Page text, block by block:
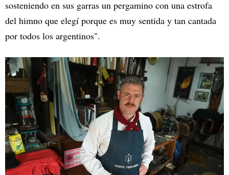
sosteniendo en sus garras un pergamino con una estrofa
del himno que elegí porque es muy sentida y tan cantada
por todos los argentinos".